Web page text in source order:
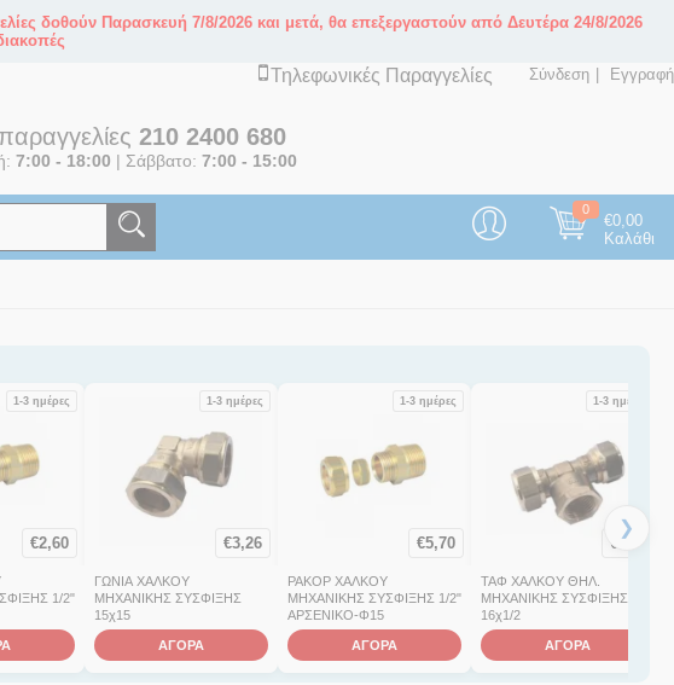
δοθούν Παρασκευή 7/8/2026 και μετά, θα επεξεργαστούν από Δευτέρα 24/8/2026
Σύνδεση
Εγγραφή
Τηλεφωνικές Παραγγελίες
210 2400 680
7:00 - 18:00 | Σάββατο:7:00 - 15:00
0
€0,00
Καλάθι
1-3 ημέρες
€2,60
1/2"
1-3 ημέρες
€3,26
ΓΩΝΙΑ ΧΑΛΚΟΥ
ΜΗΧΑΝΙΚΗΣ ΣΥΣΦΙΞΗΣ
15χ15
ΑΓΟΡΑ
1-3 ημέρες
€5,70
ΡΑΚΟΡ ΧΑΛΚΟΥ
ΜΗΧΑΝΙΚΗΣ ΣΥΣΦΙΞΗΣ 1/2"
ΑΡΣΕΝΙΚΟ-Φ15
ΑΓΟΡΑ
1-3 ημέρες
€ 4,30
ΤΑΦ ΧΑΛΚΟΥ ΘΗΛ.
ΜΗΧΑΝΙΚΗΣ ΣΥΣΦΙΞΗΣ
16χ1/2
ΑΓΟΡΑ
❯